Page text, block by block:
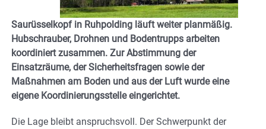
Saurüsselkopf in Ruhpolding läuft weiter planmäßig.
Hubschrauber, Drohnen und Bodentrupps arbeiten
koordiniert zusammen. Zur Abstimmung der
Einsatzräume, der Sicherheitsfragen sowie der
Maßnahmen am Boden und aus der Luft wurde eine
eigene Koordinierungsstelle eingerichtet.
Die Lage bleibt anspruchsvoll. Der Schwerpunkt der